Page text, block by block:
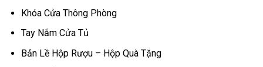
Khóa Cửa Thông Phòng
Tay Nắm Cửa Tủ
Bản Lề Hộp Rượu – Hộp Quà Tặng